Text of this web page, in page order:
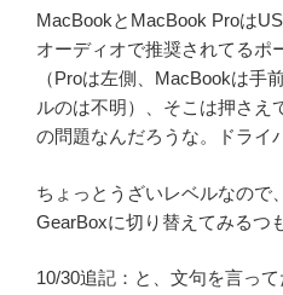
MacBookとMacBook Proは
オーディオで推奨されてるポ
（Proは左側、MacBookは手
ルのは不明）、そこは押さえ
の問題なんだろうな。ドライ
ちょっとうざいレベルなので
GearBoxに切り替えてみるつ
10/30追記：と、文句を言っ